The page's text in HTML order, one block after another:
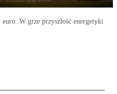
W grze przyszłość energetyki